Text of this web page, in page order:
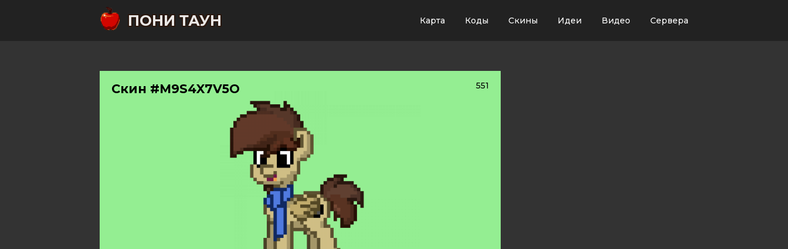
ПОНИ ТАУН Карта Коды Скины Идеи Видео Сервера
Скин #M9S4X7V5O 551